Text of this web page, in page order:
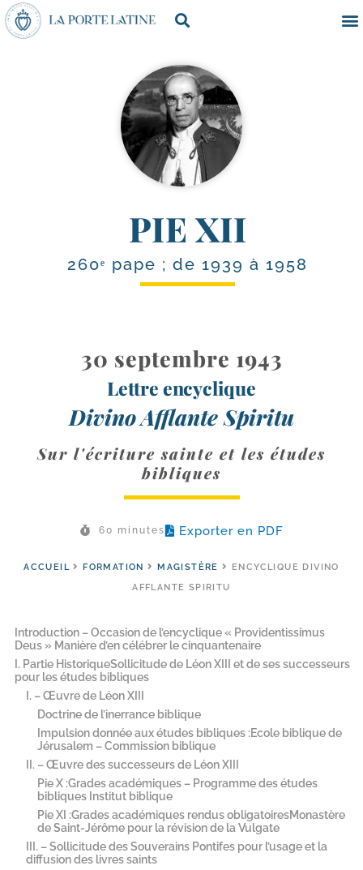
PIE XII
260ᵉ pape ; de 1939 à 1958
30 septembre 1943
Lettre encyclique
Divino Afflante Spiritu
Sur l'écriture sainte et les études
bibliques
60 minutes Exporter en PDF
ACCUEIL FORMATION MAGISTÈRE
ENCYCLIQUE DIVINO
AFFLANTE SPIRITU
Introduction – Occasion de l’encyclique « Providentissimus
Deus » Manière d’en célébrer le cinquantenaire
I. Partie HistoriqueSollicitude de Léon XIII et de ses successeurs
pour les études bibliques
I. – Œuvre de Léon XIII
Doctrine de l’inerrance biblique
Impulsion donnée aux études bibliques :Ecole biblique de
Jérusalem – Commission biblique
II. – Œuvre des successeurs de Léon XIII
Pie X :Grades académiques – Programme des études
bibliques Institut biblique
Pie XI :Grades académiques rendus obligatoiresMonastère
de Saint-​Jérôme pour la révision de la Vulgate
III. – Sollicitude des Souverains Pontifes pour l’usage et la
diffusion des livres saints